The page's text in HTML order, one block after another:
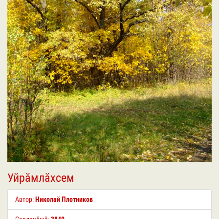
Уйрӑмлӑхсем
Автор: Николай Плотников